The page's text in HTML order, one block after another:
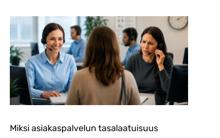
Miksi asiakaspalvelun tasalaatuisuus